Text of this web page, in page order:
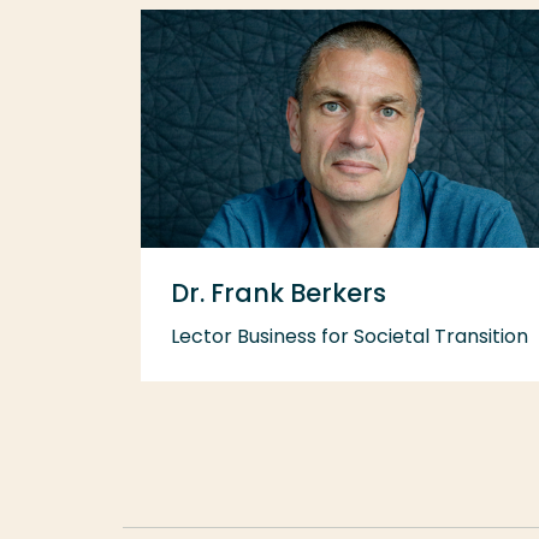
Dr. Frank Berkers
Lector Business for Societal Transition